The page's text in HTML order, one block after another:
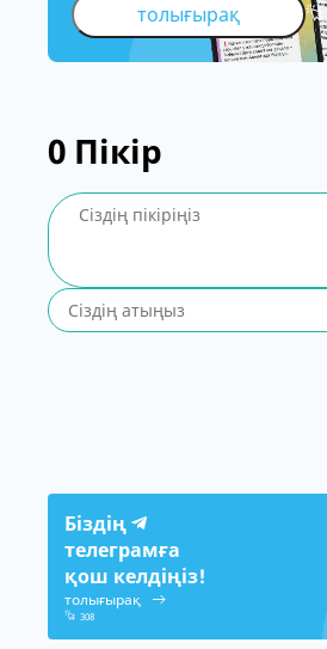
толығырақ
0 Пікір
Біздің
телеграмға
қош келдіңіз!
толығырақ
308